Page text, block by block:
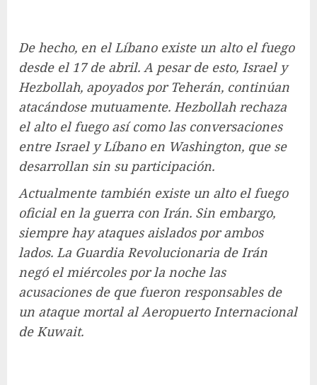
De hecho, en el Líbano existe un alto el fuego
desde el 17 de abril. A pesar de esto, Israel y
Hezbollah, apoyados por Teherán, continúan
atacándose mutuamente. Hezbollah rechaza
el alto el fuego así como las conversaciones
entre Israel y Líbano en Washington, que se
desarrollan sin su participación.
Actualmente también existe un alto el fuego
oficial en la guerra con Irán. Sin embargo,
siempre hay ataques aislados por ambos
lados. La Guardia Revolucionaria de Irán
negó el miércoles por la noche las
acusaciones de que fueron responsables de
un ataque mortal al Aeropuerto Internacional
de Kuwait.